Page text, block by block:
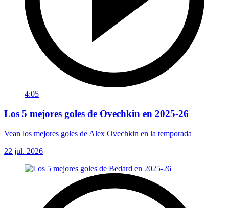
4:05
Los 5 mejores goles de Ovechkin en 2025-26
Vean los mejores goles de Alex Ovechkin en la temporada
22 jul. 2026